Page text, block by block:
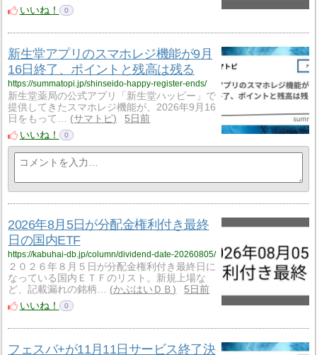
いいね！
0
新生堂アプリのスマホレジ機能が9月
16日終了、ポイントと残高は残る
https://summatopi.jp/shinseido-happy-register-ends/
新生堂薬局の公式アプリ「新生堂ハッピー」で
提供してきたスマホレジ機能が、2026年9月16
日をもって…
サマトピ
5日前
いいね！
0
2026年8月5日が分配金権利付き最終
日の国内ETF
https://kabuhai-db.jp/column/dividend-date-20260805/
２０２６年８月５日が分配金権利付き最終日に
なっている国内ＥＴＦのリスト。新規上場な
ど、記載漏れの銘柄…
かぶはいＤＢ
5日前
いいね！
0
フェスバ+が11月11日サービス終了決